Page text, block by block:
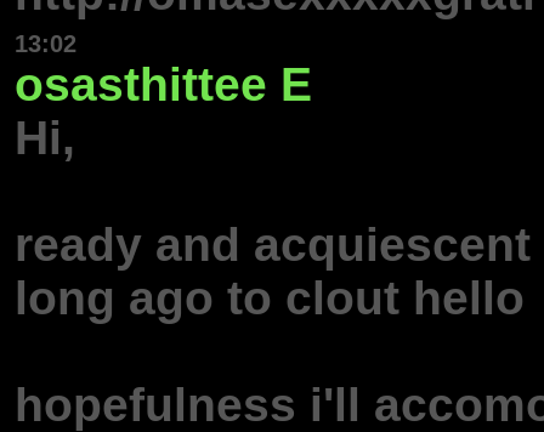
13:02
osasthittee E
Hi,
ready and
long ago to clout hello
hopefulness i'll